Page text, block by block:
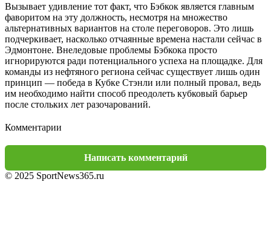
Вызывает удивление тот факт, что Бэбкок является главным
фаворитом на эту должность, несмотря на множество
альтернативных вариантов на столе переговоров. Это лишь
подчеркивает, насколько отчаянные времена настали сейчас в
Эдмонтоне. Внеледовые проблемы Бэбкока просто
игнорируются ради потенциального успеха на площадке. Для
команды из нефтяного региона сейчас существует лишь один
принцип — победа в Кубке Стэнли или полный провал, ведь
им необходимо найти способ преодолеть кубковый барьер
после стольких лет разочарований.
Комментарии
Написать комментарий
© 2025 SportNews365.ru